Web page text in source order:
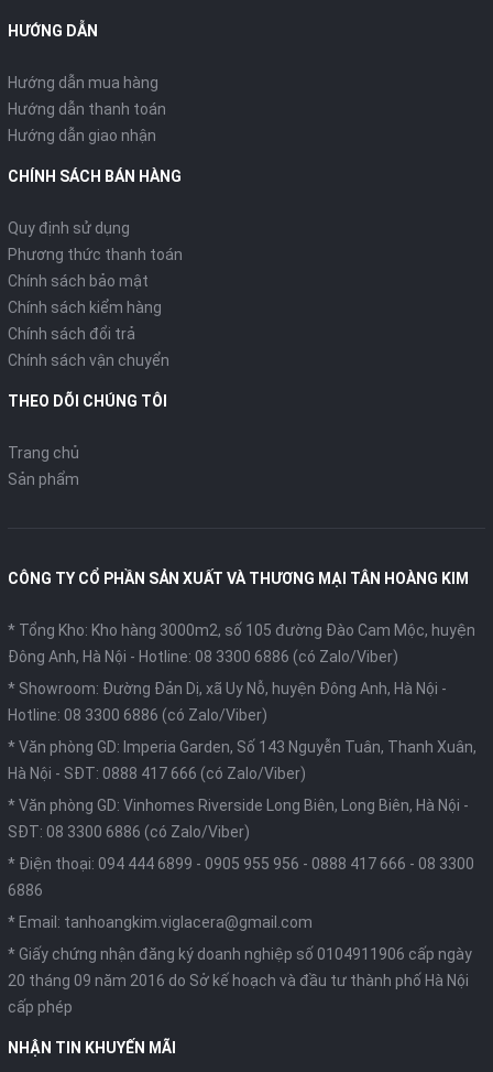
HƯỚNG DẪN
Hướng dẫn mua hàng
Hướng dẫn thanh toán
Hướng dẫn giao nhận
CHÍNH SÁCH BÁN HÀNG
Quy định sử dụng
Phương thức thanh toán
Chính sách bảo mật
Chính sách kiểm hàng
Chính sách đổi trả
Chính sách vận chuyển
THEO DÕI CHÚNG TÔI
Trang chủ
Sản phẩm
CÔNG TY CỔ PHẦN SẢN XUẤT VÀ THƯƠNG MẠI TÂN HOÀNG KIM
* Tổng Kho: Kho hàng 3000m2, số 105 đường Đào Cam Mộc, huyện
Đông Anh, Hà Nội - Hotline: 08 3300 6886 (có Zalo/Viber)
* Showroom: Đường Đản Dị, xã Uy Nỗ, huyện Đông Anh, Hà Nội -
Hotline: 08 3300 6886 (có Zalo/Viber)
* Văn phòng GD: Imperia Garden, Số 143 Nguyễn Tuân, Thanh Xuân,
Hà Nội - SĐT: 0888 417 666 (có Zalo/Viber)
* Văn phòng GD: Vinhomes Riverside Long Biên, Long Biên, Hà Nội -
SĐT: 08 3300 6886 (có Zalo/Viber)
* Điện thoại: 094 444 6899 - 0905 955 956 - 0888 417 666 - 08 3300
6886
* Email: tanhoangkim.viglacera@gmail.com
* Giấy chứng nhận đăng ký doanh nghiệp số 0104911906 cấp ngày
20 tháng 09 năm 2016 do Sở kế hoạch và đầu tư thành phố Hà Nội
cấp phép
NHẬN TIN KHUYẾN MÃI